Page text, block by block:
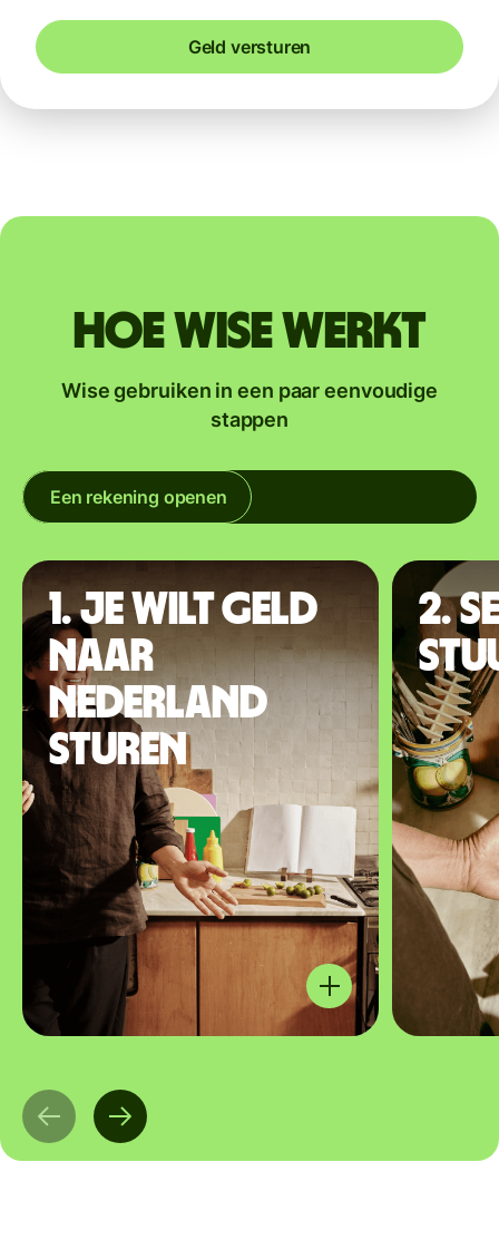
Geld versturen
Hoe Wise werkt
Wise gebruiken in een paar eenvoudige
stappen
Een rekening openen
1. Je wilt geld
naar
Nederland
sturen
2.